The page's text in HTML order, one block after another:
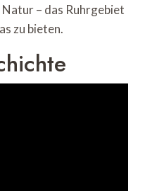
– das Ruhrgebiet
zu bieten.